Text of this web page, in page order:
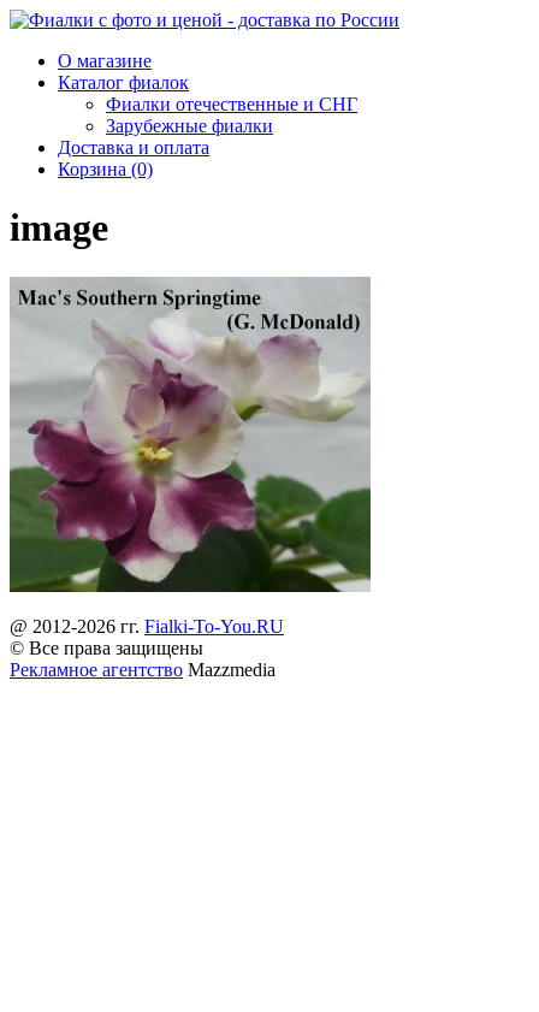
О магазине
Каталог фиалок
Фиалки отечественные и СНГ
Зарубежные фиалки
Доставка и оплата
Корзина (0)
image
@ 2012-2026 гг. Fialki-To-You.RU
© Все права защищены
Рекламное агентство Mazzmedia